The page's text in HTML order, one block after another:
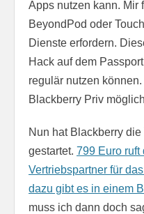
Apps nutzen kann. Mir
BeyondPod oder
Dienste erfordern.
Hack auf dem
regulär nutzen
Blackberry Priv
Nun hat Blackberry
gestartet. 799 Euro ruft
Vertriebspartner für
dazu gibt es in einem
muss ich dann doch